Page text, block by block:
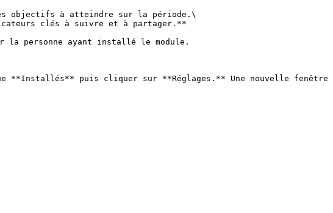
objectifs à atteindre sur la période.\
clés à suivre et à partager.**
la personne ayant installé le module.
**Installés** puis cliquer sur **Réglages.** Une nouvelle fenêtre